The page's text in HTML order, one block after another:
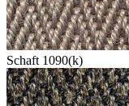
Schaft 1090(k)